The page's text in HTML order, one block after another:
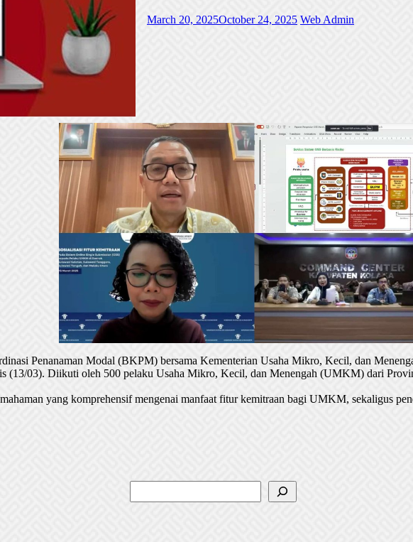
March 20, 2025October 24, 2025 Web Admin
Penanaman Modal (BKPM) bersama Kementerian Usaha Mikro, Kecil, dan
(13/03). Diikuti oleh 500 pelaku Usaha Mikro, Kecil, dan Menengah (UMKM) dari
yang komprehensif mengenai manfaat fitur kemitraan bagi UMKM, sekaligus